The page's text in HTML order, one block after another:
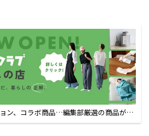
ン、コラボ商品…編集部厳選の商品が買